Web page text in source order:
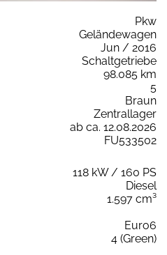
Pkw
Geländewagen
Jun / 2016
Schaltgetriebe
98.085 km
5
Braun
Zentrallager
ab ca. 12.08.2026
FU533502
118 kW / 160 PS
Diesel
1.597 cm³
Euro6
4 (Green)